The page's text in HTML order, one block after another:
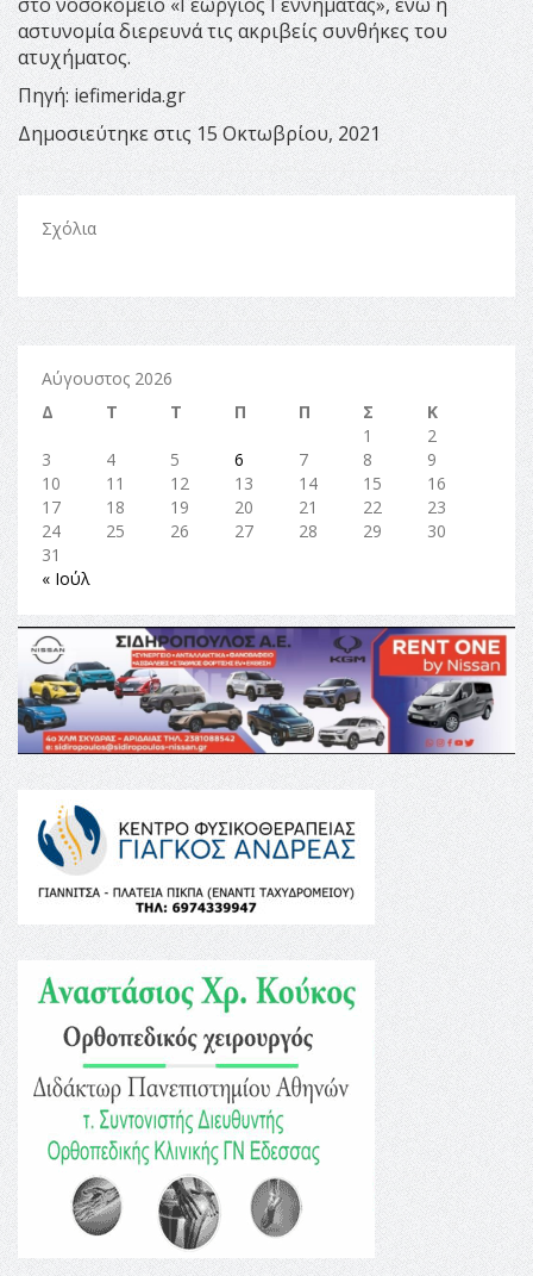
αστυνομία διερευνά τις ακριβείς συνθήκες του
ατυχήματος.
Πηγή: iefimerida.gr
Δημοσιεύτηκε στις 15 Οκτωβρίου, 2021
Σχόλια
Αύγουστος 2026
Δ
Τ Τ Π Π Σ
Κ
1
2
3
4 5 6 7 8
9
10
11 12 13 14 15
16
17
18 19 20 21 22
23
24
25 26 27 28 29
30
31
« Ιούλ